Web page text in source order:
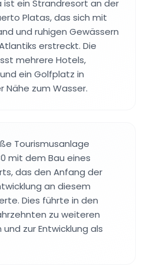
ist ein Strandresort an der
Platas, das sich mit
und ruhigen Gewässern
erstreckt. Die
mehrere Hotels,
ein Golfplatz in
Nähe zum Wasser.
Tourismusanlage
mit dem Bau eines
das den Anfang der
an diesem
Dies führte in den
zu weiteren
zur Entwicklung als